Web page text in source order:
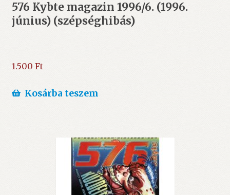
576 Kybte magazin 1996/6. (1996.
június) (szépséghibás)
1.500 Ft
Kosárba teszem